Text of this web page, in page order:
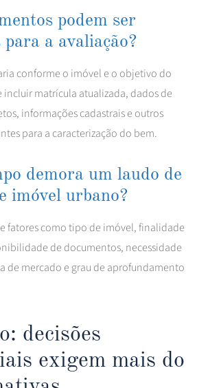
podem ser
para a avaliação?
conforme o imóvel e o objetivo do
matrícula atualizada, dados de
informações cadastrais e outros
para a caracterização do bem.
demora um laudo de
imóvel urbano?
fatores como tipo de imóvel, finalidade
de documentos, necessidade
de mercado e grau de aprofundamento
decisões
exigem mais do